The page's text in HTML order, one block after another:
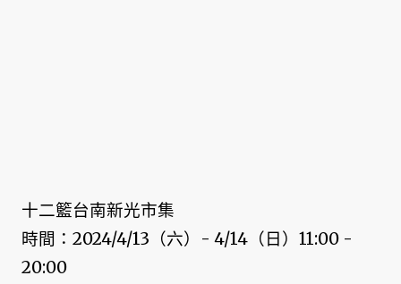
十二籃台南新光市集
時間：2024/4/13（六）- 4/14（日）11:00 -
20:00